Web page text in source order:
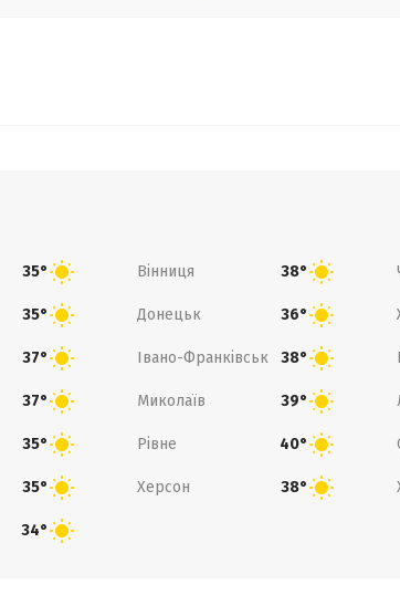
35° Вінниця 38°
35° Донецьк 36°
37° Івано-Франківськ 38°
37° Миколаїв 39°
35° Рівне 40°
35° Херсон 38°
34°